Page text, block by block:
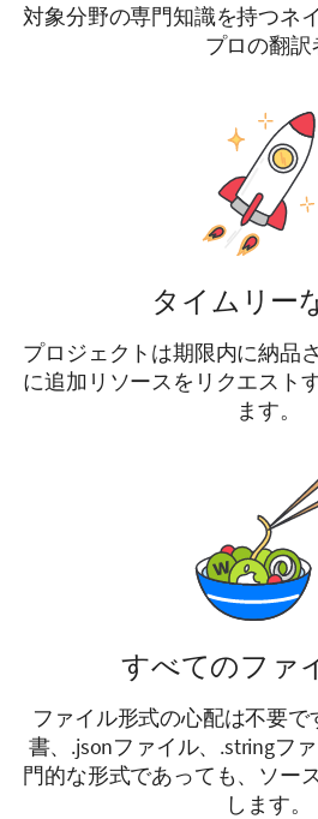
対象分野の専門知識を持つネ
プロの翻訳
タイムリー
プロジェクトは期限内に納品
に追加リソースをリクエスト
ます。
すべてのファ
ファイル形式の心配は不要で
書、.jsonファイル、.stringフ
門的な形式であっても、ソー
します。